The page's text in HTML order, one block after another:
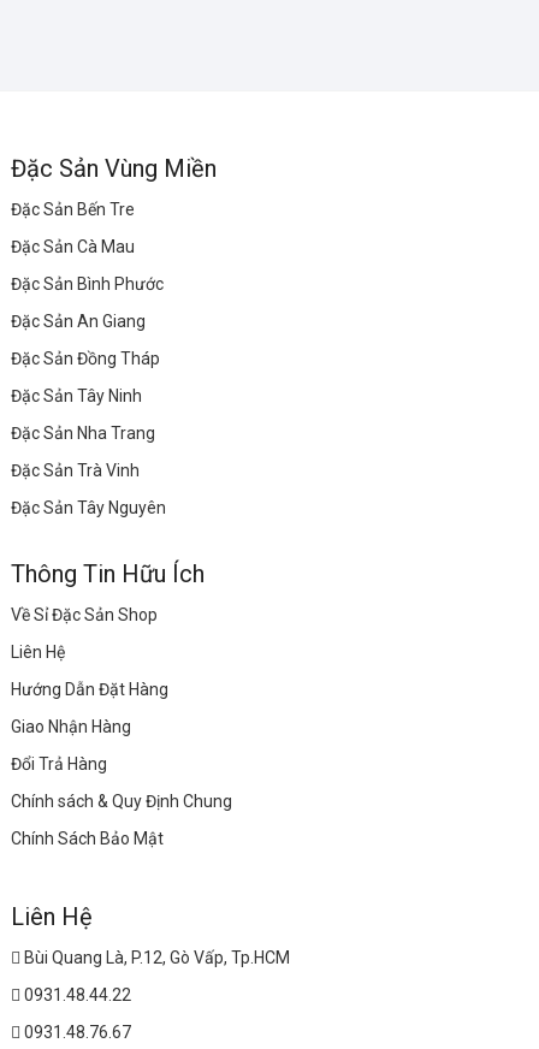
Đặc Sản Vùng Miền
Đặc Sản Bến Tre
Đặc Sản Cà Mau
Đặc Sản Bình Phước
Đặc Sản An Giang
Đặc Sản Đồng Tháp
Đặc Sản Tây Ninh
Đặc Sản Nha Trang
Đặc Sản Trà Vinh
Đặc Sản Tây Nguyên
Thông Tin Hữu Ích
Về Sỉ Đặc Sản Shop
Liên Hệ
Hướng Dẫn Đặt Hàng
Giao Nhận Hàng
Đổi Trả Hàng
Chính sách & Quy Định Chung
Chính Sách Bảo Mật
Liên Hệ
Bùi Quang Là, P.12, Gò Vấp, Tp.HCM
0931.48.44.22
0931.48.76.67